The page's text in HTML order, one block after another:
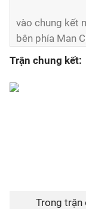
vào chung kết
bên phía Man
Trận chung kết:
Trong trận